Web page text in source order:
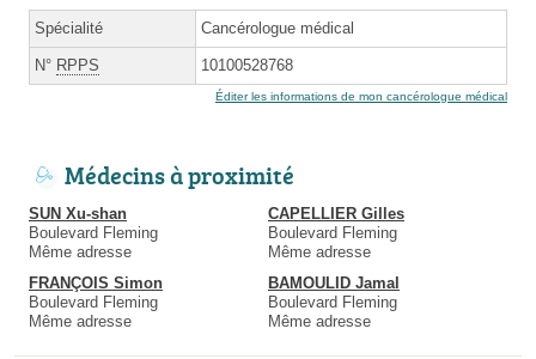
Spécialité Cancérologue médical
N° RPPS 10100528768
Éditer les informations de mon cancérologue médical
Médecins à proximité
SUN Xu-shan
Boulevard Fleming
Même adresse
CAPELLIER Gilles
Boulevard Fleming
Même adresse
FRANÇOIS Simon
Boulevard Fleming
Même adresse
BAMOULID Jamal
Boulevard Fleming
Même adresse